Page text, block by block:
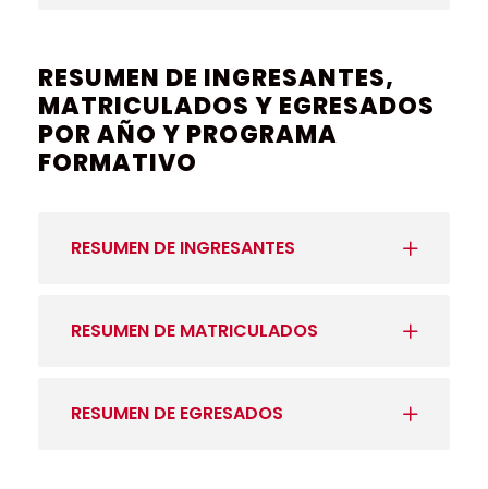
RESUMEN DE INGRESANTES,
MATRICULADOS Y EGRESADOS
POR AÑO Y PROGRAMA
FORMATIVO
RESUMEN DE INGRESANTES
RESUMEN DE MATRICULADOS
RESUMEN DE EGRESADOS